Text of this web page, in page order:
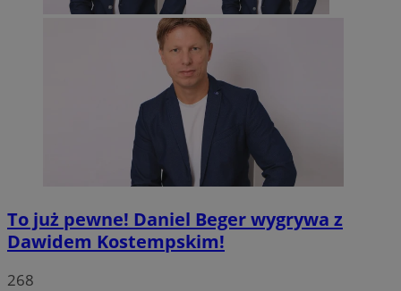
To już pewne! Daniel Beger wygrywa z
Dawidem Kostempskim!
268